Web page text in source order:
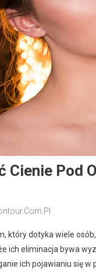
Cienie Pod
który dotyka wiele
ich eliminacja bywa
ich pojawianiu się w